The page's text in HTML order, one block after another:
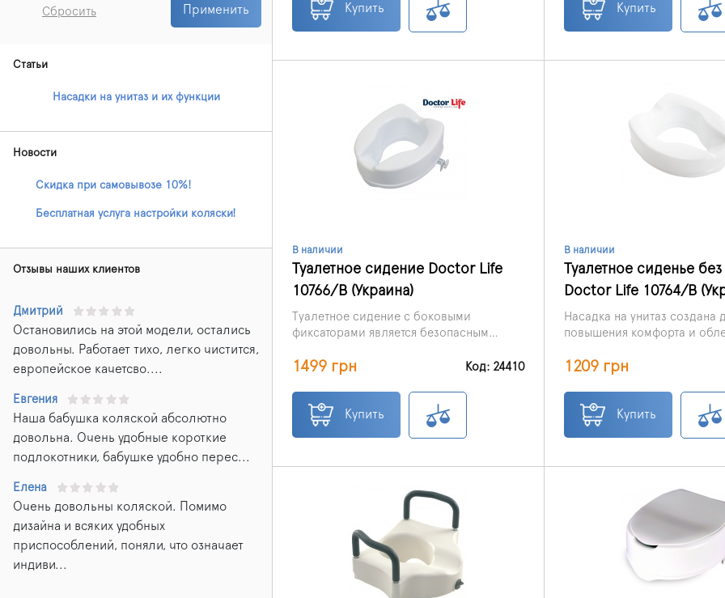
Сбросить Применить
Статьи
Насадки на унитаз и их функции
Новости
Скидка при самовывозе 10%!
Бесплатная услуга настройки коляски!
Отзывы наших клиентов
Дмитрий
Остановились на этой модели, остались
довольны. Работает тихо, легко чистится,
европейское качетсво....
Евгения
Наша бабушка коляской абсолютно
довольна. Очень удобные короткие
подлокотники, бабушке удобно перес...
Елена
Очень довольны коляской. Помимо
дизайна и всяких удобных
приспособлений, поняли, что означает
индиви...
Купить Купить
В наличии
Туалетное сидение Doctor Life
10766/В (Украина)
Туалетное сидение с боковыми
фиксаторами является безопасным
приспособлением, которое разработали
признанные лидеры на рынке товаров
медицинского оборудования. Туалетное
сидение предназначено для увеличения
выполнять правило – сгибать ногу на
угол меньше девяносто градусов.
Санитарное приспособление отлично
справляется с поставленной задачей.
1499 грн Код: 24410
Купить
В наличии
Туалетное сиденье
Doctor Life 10764/B
Насадка на унитаз создана
повышения комфорта и
ограниченными
пользователей после травм
операций на тазобедренных
также для тех, кто проходит
облегчает проведение
безопасности насадка
боковыми фиксаторами.
1209 грн
Купить